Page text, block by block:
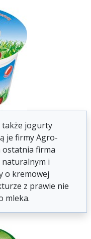
także jogurty
je firmy Agro-
ostatnia firma
i
o kremowej
z prawie nie
mleka.